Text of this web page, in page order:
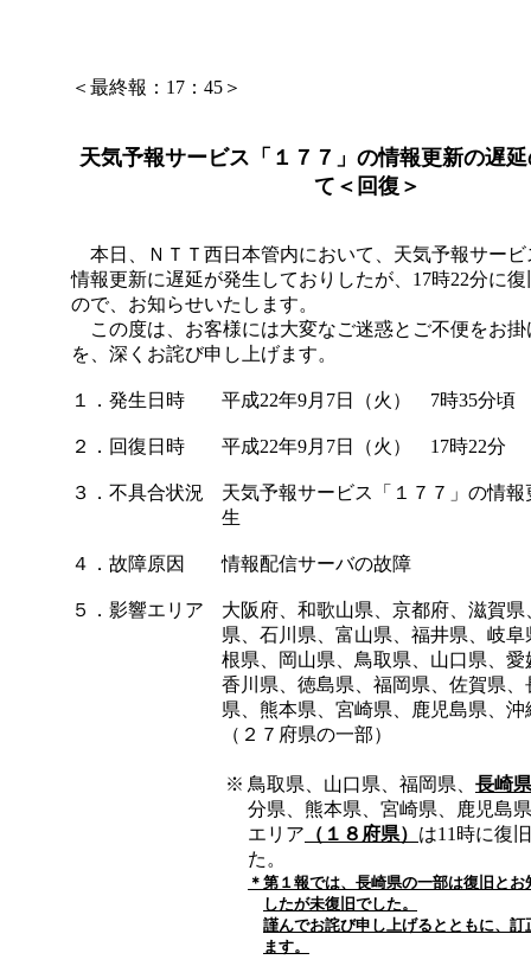
＜最終報：17：45＞
天気予報サービス「１７７」の情報更新の遅
て＜回復＞
本日、ＮＴＴ西日本管内において、天気予報サービ
情報更新に遅延が発生しておりしたが、17時22分に
ので、お知らせいたします。
この度は、お客様には大変なご迷惑とご不便をお掛
を、深くお詫び申し上げます。
１．発生日時 平成22年9月7日（火） 7時35分頃
２．回復日時 平成22年9月7日（火） 17時22分
３．不具合状況
天気予報サービス「１７７」の情
生
４．故障原因 情報配信サーバの故障
５．影響エリア
大阪府、和歌山県、京都府、滋賀
県、石川県、富山県、福井県、岐
根県、岡山県、鳥取県、山口県、
香川県、徳島県、福岡県、佐賀県、
県、熊本県、宮崎県、鹿児島県、沖
（２７府県の一部）
※ 鳥取県、山口県、福岡県、 長崎県
分県、熊本県、宮崎県、鹿児島
エリア （１８府県） は11時に復
た。
＊ 第１報では、長崎県の一部は復旧とお
したが未復旧でした。
謹んでお詫び申し上げるとともに、訂
ます。